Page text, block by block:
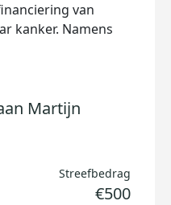
van
kanker. Namens
Martijn
Streefbedrag
€500